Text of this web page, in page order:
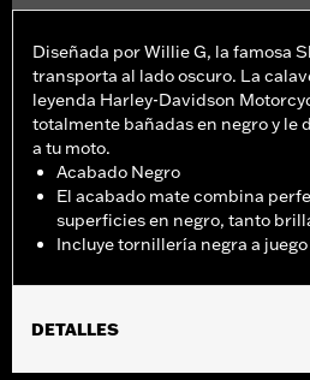
Diseñada por Willie G, la famosa
transporta al lado oscuro. La
leyenda Harley-Davidson
totalmente bañadas en negro y le
a tu moto.
Acabado Negro
El acabado mate combina
superficies en negro, tanto
Incluye tornillería negra a juego
DETALLES